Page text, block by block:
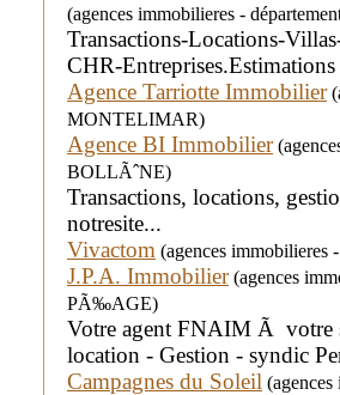
(agences immobilieres -
Transactions-Locations-
CHR-
Agence Tarriotte Immobilier
MONTELIMAR)
Agence BI Immobilier
BOLLÃˆNE)
Transactions, locations,
notresite...
Vivactom (agences
J.P.A. Immobilier(agences
PÃ‰AGE)
Votre agent FNAIM Ã votre
location - Gestion - syndic
Campagnes du Soleil